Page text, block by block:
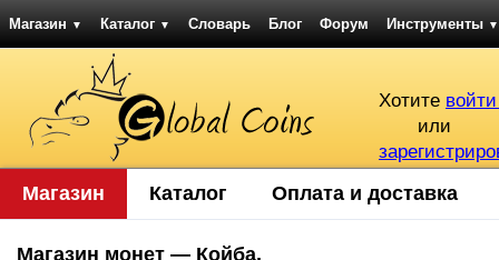
Магазин ▼ Каталог ▼ Словарь Блог Форум Инструменты ▼
Хотите
или
Магазин Каталог Оплата и доставка
Магазин монет — Койба.